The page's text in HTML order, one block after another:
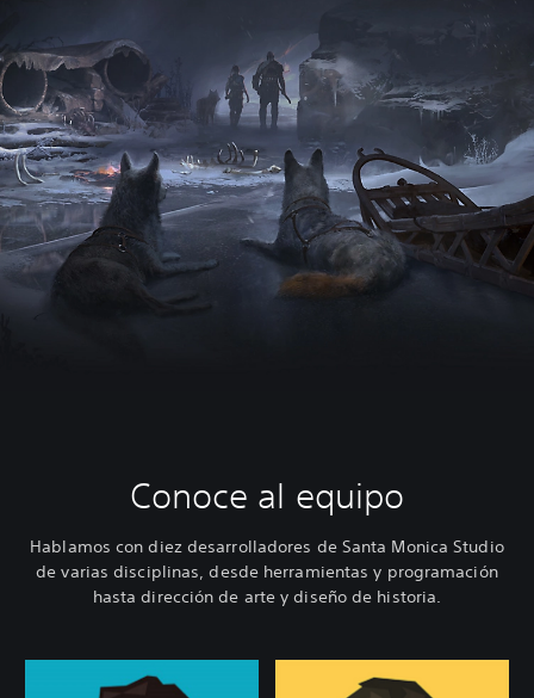
Conoce al equipo
Hablamos con diez desarrolladores de Santa Monica Studio
de varias disciplinas, desde herramientas y programación
hasta dirección de arte y diseño de historia.